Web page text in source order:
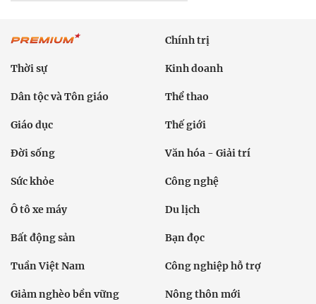
Chính trị
Thời sự Kinh doanh
Dân tộc và Tôn giáo Thể thao
Giáo dục Thế giới
Đời sống Văn hóa - Giải trí
Sức khỏe Công nghệ
Ô tô xe máy Du lịch
Bất động sản Bạn đọc
Tuần Việt Nam Công nghiệp hỗ trợ
Giảm nghèo bền vững Nông thôn mới